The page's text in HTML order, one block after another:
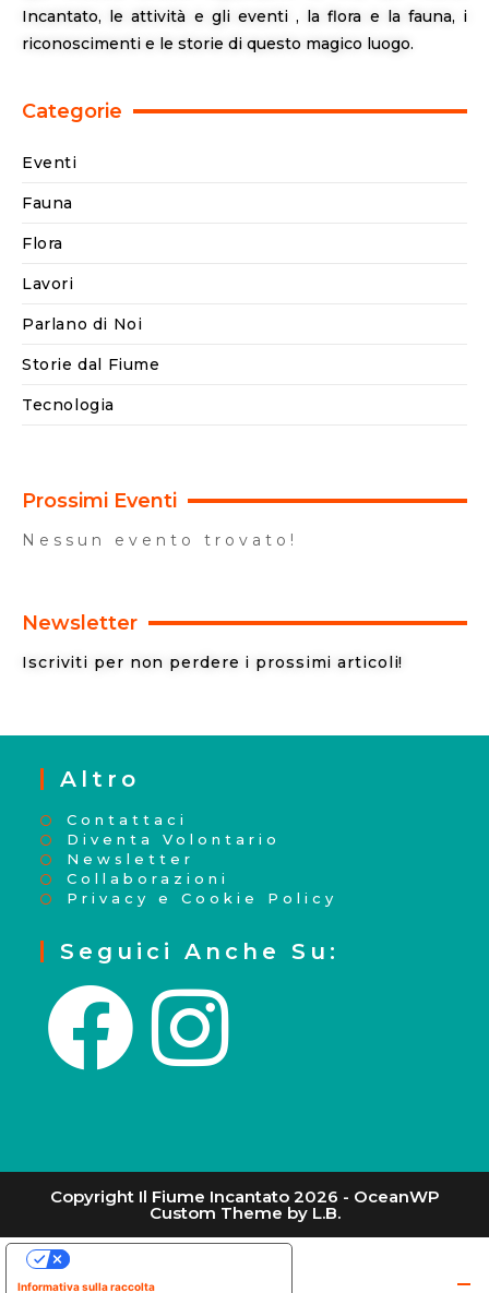
Incantato, le attività e gli eventi , la flora e la fauna, i
riconoscimenti e le storie di questo magico luogo.
Categorie
Eventi
Fauna
Flora
Lavori
Parlano di Noi
Storie dal Fiume
Tecnologia
Prossimi Eventi
Nessun evento trovato!
Newsletter
Iscriviti per non perdere i prossimi articoli!
Altro
Contattaci
Diventa Volontario
Newsletter
Collaborazioni
Privacy e Cookie Policy
Seguici Anche Su:
Copyright Il Fiume Incantato 2026 - OceanWP
Custom Theme by L.B.
Informativa sulla raccolta